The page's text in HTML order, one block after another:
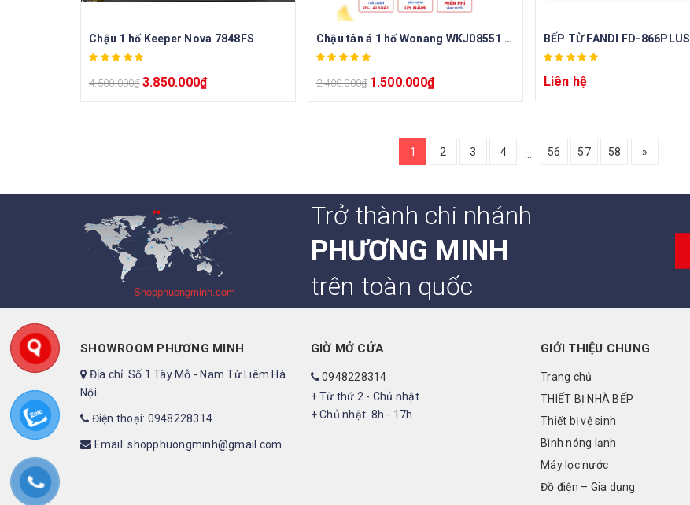
Chậu 1 hố Keeper Nova 7848FS
4.500.000₫ 3.850.000₫
Chậu tân á 1 hố Wonang WKJ08551 inox 304 – Made In Korea
2.400.000₫ 1.500.000₫
BẾP TỪ FANDI FD-866PLUS
Liên hệ
1 2 3 4 56 57 58 »
Trở thành chi nhánh
PHƯƠNG MINH
trên toàn quốc
SHOWROOM PHƯƠNG MINH
Địa chỉ: Số 1 Tây Mỗ - Nam Từ Liêm Hà
Nội
Điện thoại: 0948228314
Email: shopphuongminh@gmail.com
GIỜ MỞ CỬA
0948228314
+ Từ thứ 2 - Chủ nhật
+ Chủ nhật: 8h - 17h
GIỚI THIỆU CHUNG
Trang chủ
THIẾT BỊ NHÀ BẾP
Thiết bị vệ sinh
Bình nóng lạnh
Máy lọc nước
Đồ điện – Gia dụng